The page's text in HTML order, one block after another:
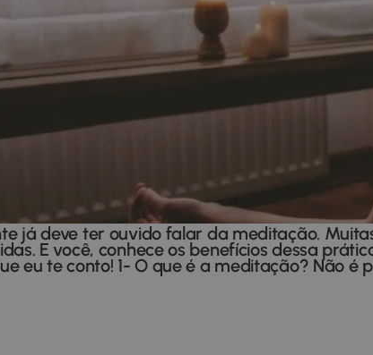
já deve ter ouvido falar da meditação.
E você, conhece os benefícios dessa
eu te conto! 1- O que é a meditação? Não é